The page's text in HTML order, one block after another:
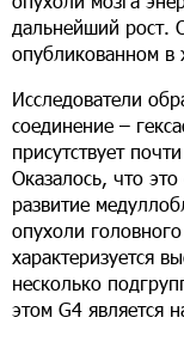
дальнейший рост.
опубликованном в
Исследователи
соединение –
присутствует
Оказалось, что
развитие
опухоли
характеризуется
несколько
этом G4 является